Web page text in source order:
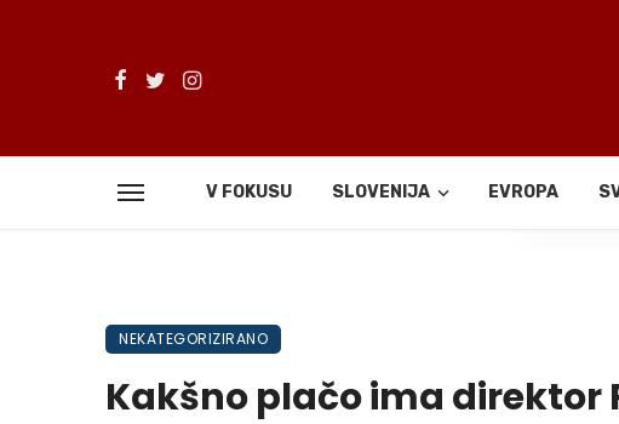
V FOKUSU SLOVENIJA EVROPA
Deli
NEKATEGORIZIRANO
Kakšno plačo ima direktor